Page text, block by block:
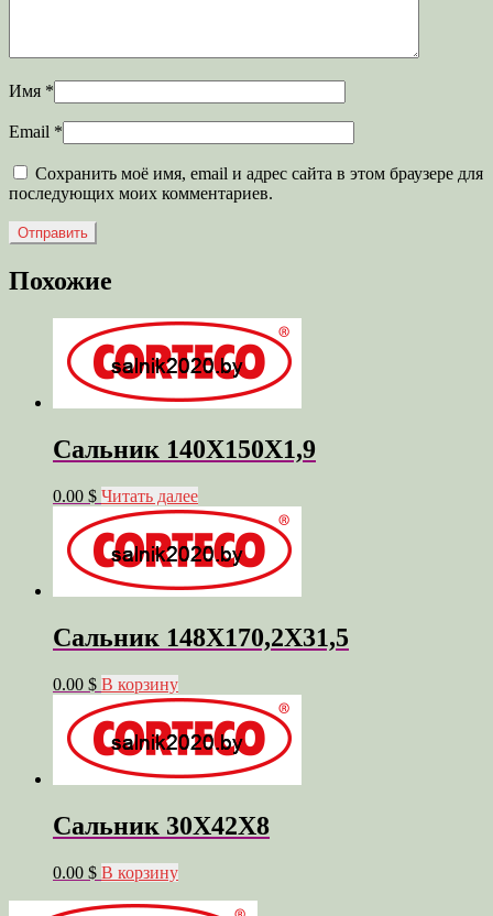
Имя *
Email *
Сохранить моё имя, email и адрес сайта в этом браузере для
последующих моих комментариев.
Похожие
Сальник 140X150X1,9
0.00 $ Читать далее
Сальник 148X170,2X31,5
0.00 $ В корзину
Сальник 30X42X8
0.00 $ В корзину